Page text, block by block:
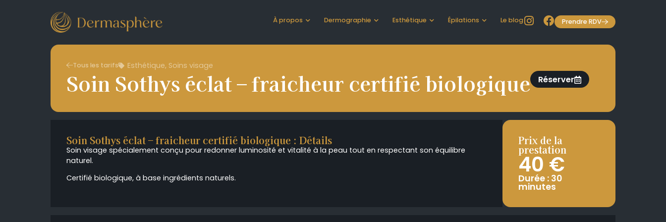
À propos Dermographie Esthétique Épilations Le blog Prendre RDV
Tous les tarifs Esthétique, Soins visage
Soin Sothys éclat – fraicheur certifié biologique Réserver
Soin Sothys éclat – fraicheur certifié biologique : Détails
Soin visage spécialement conçu pour redonner luminosité et vitalité à la peau tout en respectant son équilibre
naturel.
Certifié biologique, à base ingrédients naturels.
Prix de la
prestation
40 €
Durée : 30
minutes